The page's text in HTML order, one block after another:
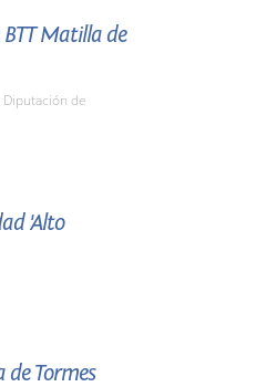
Matilla de
Diputación de
'Alto
de Tormes